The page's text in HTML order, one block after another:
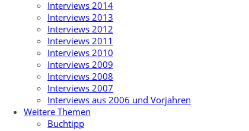
Interviews 2014
Interviews 2013
Interviews 2012
Interviews 2011
Interviews 2010
Interviews 2009
Interviews 2008
Interviews 2007
Interviews aus 2006 und Vorjahren
Weitere Themen
Buchtipp